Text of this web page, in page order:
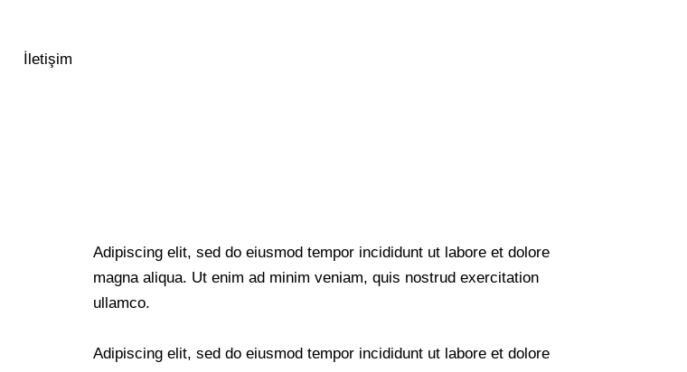
İletişim
Adipiscing elit, sed do eiusmod tempor incididunt ut labore et dolore
magna aliqua. Ut enim ad minim veniam, quis nostrud exercitation
ullamco.
Adipiscing elit, sed do eiusmod tempor incididunt ut labore et dolore